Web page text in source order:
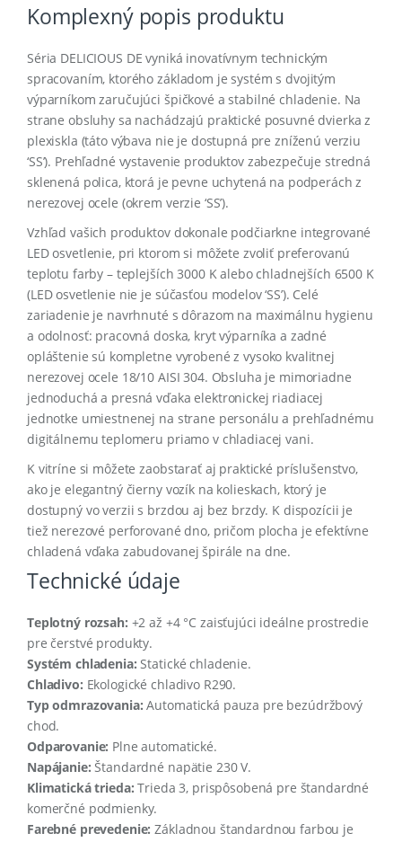
Komplexný popis produktu
Séria DELICIOUS DE vyniká inovatívnym technickým
spracovaním, ktorého základom je systém s dvojitým
výparníkom zaručujúci špičkové a stabilné chladenie. Na
strane obsluhy sa nachádzajú praktické posuvné dvierka z
plexiskla (táto výbava nie je dostupná pre zníženú verziu
‘SS’). Prehľadné vystavenie produktov zabezpečuje stredná
sklenená polica, ktorá je pevne uchytená na podperách z
nerezovej ocele (okrem verzie ‘SS’).
Vzhľad vašich produktov dokonale podčiarkne integrované
LED osvetlenie, pri ktorom si môžete zvoliť preferovanú
teplotu farby – teplejších 3000 K alebo chladnejších 6500 K
(LED osvetlenie nie je súčasťou modelov ‘SS’). Celé
zariadenie je navrhnuté s dôrazom na maximálnu hygienu
a odolnosť: pracovná doska, kryt výparníka a zadné
opláštenie sú kompletne vyrobené z vysoko kvalitnej
nerezovej ocele 18/10 AISI 304. Obsluha je mimoriadne
jednoduchá a presná vďaka elektronickej riadiacej
jednotke umiestnenej na strane personálu a prehľadnému
digitálnemu teplomeru priamo v chladiacej vani.
K vitríne si môžete zaobstarať aj praktické príslušenstvo,
ako je elegantný čierny vozík na kolieskach, ktorý je
dostupný vo verzii s brzdou aj bez brzdy. K dispozícii je
tiež nerezové perforované dno, pričom plocha je efektívne
chladená vďaka zabudovanej špirále na dne.
Technické údaje
Teplotný rozsah: +2 až +4 °C zaisťujúci ideálne prostredie
pre čerstvé produkty.
Systém chladenia: Statické chladenie.
Chladivo: Ekologické chladivo R290.
Typ odmrazovania: Automatická pauza pre bezúdržbový
chod.
Odparovanie: Plne automatické.
Napájanie: Štandardné napätie 230 V.
Klimatická trieda: Trieda 3, prispôsobená pre štandardné
komerčné podmienky.
Farebné prevedenie: Základnou štandardnou farbou je